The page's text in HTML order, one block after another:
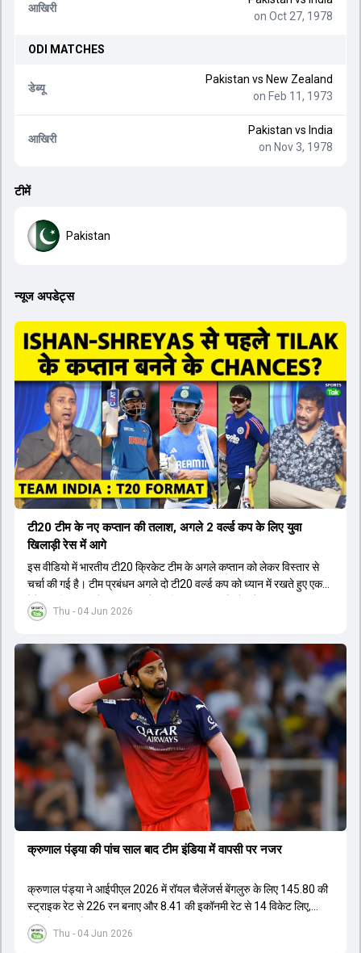
आखिरी
on Oct 27, 1978
ODI MATCHES
डेब्यू
Pakistan vs New Zealand
on Feb 11, 1973
आखिरी
Pakistan vs India
on Nov 3, 1978
टीमें
Pakistan
न्यूज अपडेट्स
Thu - 04 Jun 2026
टी20 टीम के नए कप्तान की तलाश, अगले 2 वर्ल्ड कप के लिए युवा
खिलाड़ी रेस में आगे
इस वीडियो में भारतीय टी20 क्रिकेट टीम के अगले कप्तान को लेकर विस्तार से
चर्चा की गई है। टीम प्रबंधन अगले दो टी20 वर्ल्ड कप को ध्यान में रखते हुए एक
ऐसे युवा खिलाड़ी को कप्तान बनाने पर विचार कर रहा है जो लंबे समय तक टीम का
नेतृत्व कर सके। चर्चा में बताया गया है कि टी20 टीम को टेस्ट और वनडे टीम से
घरेलू क्रिकेट में कप्तानी का अनुभव है, जबकि कुछ ऐसे भी हैं जिनके पास अनुभव
नहीं है लेकिन उम्र उनके पक्ष में है। दूसरी ओर, कई दिग्गज और अनुभवी खिलाड़ी
इस कप्तानी की दौड़ से बाहर बताए जा रहे हैं। विकेटकीपर की भूमिका को लेकर भी
स्पष्टता दी गई है कि टी20 में ओपनिंग करने वाले विकेटकीपर को ही प्राथमिकता दी
जाएगी। टीम का मुख्य लक्ष्य एक ऐसा कप्तान चुनना है जो अगले चार से आठ साल
तक टीम की कमान संभाल सके।
Thu - 04 Jun 2026
क्रुणाल पंड्या की पांच साल बाद टीम इंडिया में वापसी पर नजर
क्रुणाल पंड्या ने आईपीएल 2026 में रॉयल चैलेंजर्स बेंगलुरु के लिए 145.80 की
स्ट्राइक रेट से 226 रन बनाए और 8.41 की इकॉनमी रेट से 14 विकेट लिए,
जिससे RCB ने अपना लगातार दूसरा IPL टाइटल जीता.